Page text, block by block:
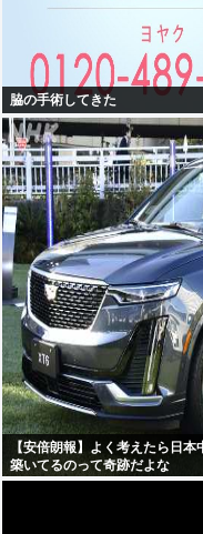
脇の手術してきた
【安倍朗報】よく考えたら日
築いてるのって奇跡だよな